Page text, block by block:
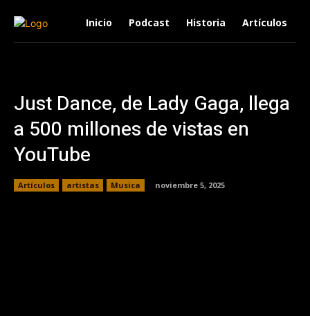
Inicio Podcast Historia Artículos
Just Dance, de Lady Gaga, llega
a 500 millones de vistas en
YouTube
Artículos artistas Musica noviembre 5, 2025